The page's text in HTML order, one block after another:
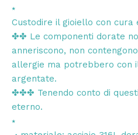
⭑
Custodire il gioiello con cura
✤✤ Le componenti dorate
anneriscono, non
allergie ma potrebbero con
argentate.
✤✤✤ Tenendo conto di
eterno.
⭑